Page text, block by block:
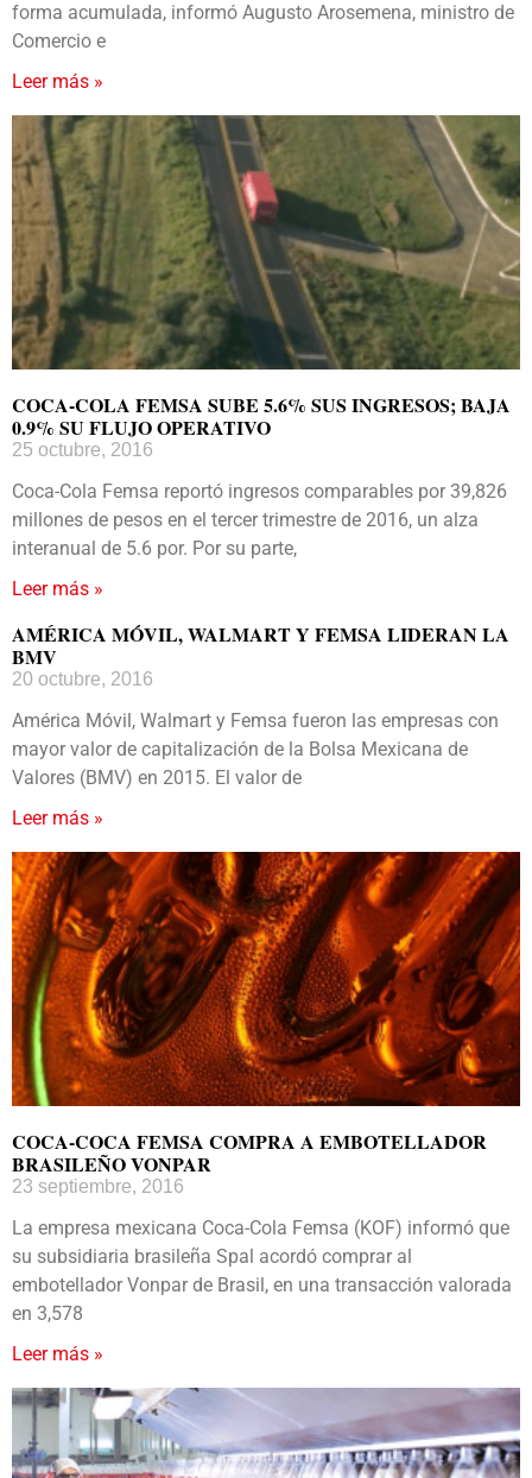
forma acumulada, informó Augusto Arosemena, ministro de
Comercio e
Leer más »
COCA-COLA FEMSA SUBE 5.6% SUS INGRESOS; BAJA
0.9% SU FLUJO OPERATIVO
25 octubre, 2016
Coca-Cola Femsa reportó ingresos comparables por 39,826
millones de pesos en el tercer trimestre de 2016, un alza
interanual de 5.6 por. Por su parte,
Leer más »
AMÉRICA MÓVIL, WALMART Y FEMSA LIDERAN LA
BMV
20 octubre, 2016
América Móvil, Walmart y Femsa fueron las empresas con
mayor valor de capitalización de la Bolsa Mexicana de
Valores (BMV) en 2015. El valor de
Leer más »
COCA-COCA FEMSA COMPRA A EMBOTELLADOR
BRASILEÑO VONPAR
23 septiembre, 2016
La empresa mexicana Coca-Cola Femsa (KOF) informó que
su subsidiaria brasileña Spal acordó comprar al
embotellador Vonpar de Brasil, en una transacción valorada
en 3,578
Leer más »